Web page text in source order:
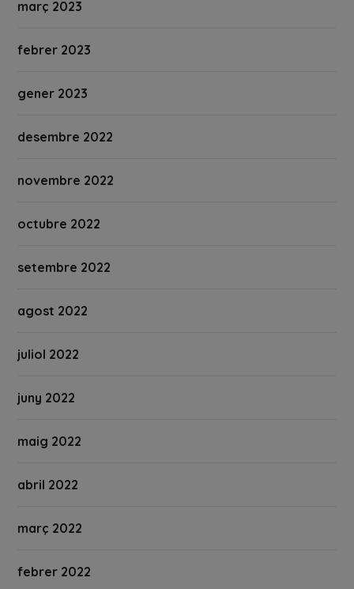
març 2023
febrer 2023
gener 2023
desembre 2022
novembre 2022
octubre 2022
setembre 2022
agost 2022
juliol 2022
juny 2022
maig 2022
abril 2022
març 2022
febrer 2022